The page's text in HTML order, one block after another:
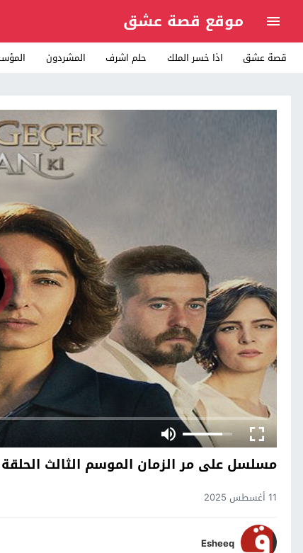
موقع قصة عشق
قصة عشق اذا خسر الملك حلم اشرف المشردون
مسلسل على مر الزمان الموسم الثالث الحلقة 2
11 أغسطس 2025
Esheeq